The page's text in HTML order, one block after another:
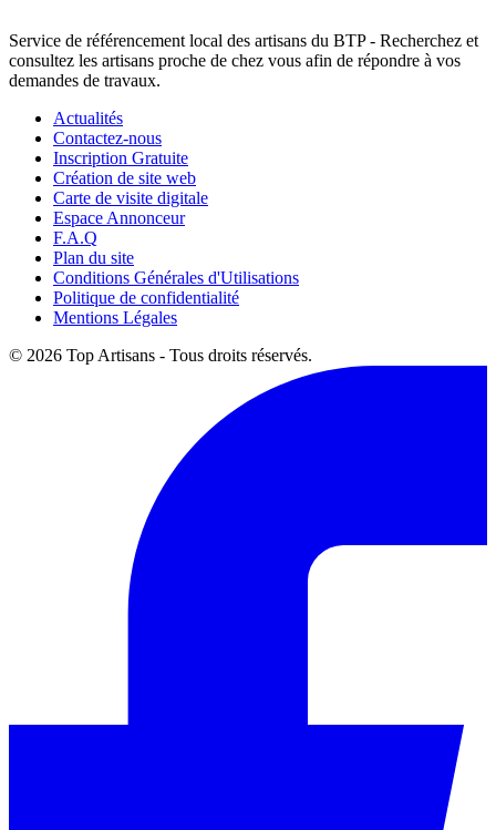
Service de référencement local des artisans du BTP - Recherchez et
consultez les artisans proche de chez vous afin de répondre à vos
demandes de travaux.
Actualités
Contactez-nous
Inscription Gratuite
Création de site web
Carte de visite digitale
Espace Annonceur
F.A.Q
Plan du site
Conditions Générales d'Utilisations
Politique de confidentialité
Mentions Légales
© 2026 Top Artisans - Tous droits réservés.